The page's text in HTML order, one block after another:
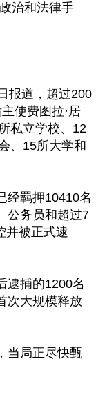
治和法律手
报道，超过200
使费图拉·居
私立学校、12
、15所大学和
经羁押10410名
公务员和超过7
并被正式逮
逮捕的1200名
次大规模释放
当局正尽快甄